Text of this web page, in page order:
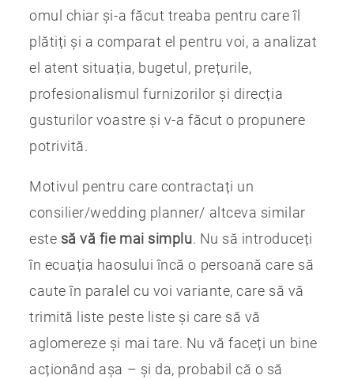
omul chiar și-a făcut treaba pentru care îl
plătiți și a comparat el pentru voi, a analizat
el atent situația, bugetul, prețurile,
profesionalismul furnizorilor și direcția
gusturilor voastre și v-a făcut o propunere
potrivită.
Motivul pentru care contractați un
consilier/wedding planner/ altceva similar
este să vă fie mai simplu. Nu să introduceți
în ecuația haosului încă o persoană care să
caute în paralel cu voi variante, care să vă
trimită liste peste liste și care să vă
aglomereze și mai tare. Nu vă faceți un bine
acționând așa – și da, probabil că o să